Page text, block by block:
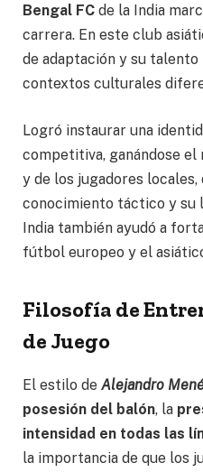
Bengal FC de la India
carrera. En este club
de adaptación y su
contextos culturales
Logró instaurar una
competitiva, ganándose
y de los jugadores locales,
conocimiento táctico y su
India también ayudó a
fútbol europeo y el
Filosofía de
de Juego
El estilo de Alejandro
posesión del balón, la
intensidad en todas las
la importancia de que los